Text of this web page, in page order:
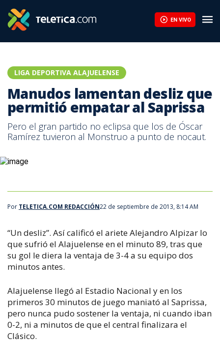
EN VIVO
LIGA DEPORTIVA ALAJUELENSE
Manudos lamentan desliz que
permitió empatar al Saprissa
Pero el gran partido no eclipsa que los de Óscar
Ramírez tuvieron al Monstruo a punto de nocaut.
Por TELETICA.COM REDACCIÓN22 de septiembre de 2013, 8:14 AM
“Un desliz”. Así calificó el ariete Alejandro Alpizar lo
que sufrió el Alajuelense en el minuto 89, tras que
su gol le diera la ventaja de 3-4 a su equipo dos
minutos antes.
Alajuelense llegó al Estadio Nacional y en los
primeros 30 minutos de juego maniató al Saprissa,
pero nunca pudo sostener la ventaja, ni cuando iban
0-2, ni a minutos de que el central finalizara el
Clásico.